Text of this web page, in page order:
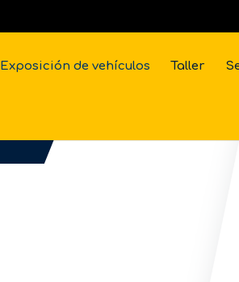
Exposición de vehículos Taller